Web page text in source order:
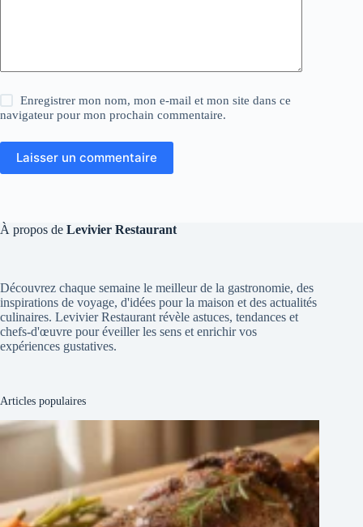
Enregistrer mon nom, mon e-mail et mon site dans ce
navigateur pour mon prochain commentaire.
Laisser un commentaire
À propos de Levivier Restaurant
Découvrez chaque semaine le meilleur de la gastronomie, des
inspirations de voyage, d'idées pour la maison et des actualités
culinaires. Levivier Restaurant révèle astuces, tendances et
chefs-d'œuvre pour éveiller les sens et enrichir vos
expériences gustatives.
Articles populaires